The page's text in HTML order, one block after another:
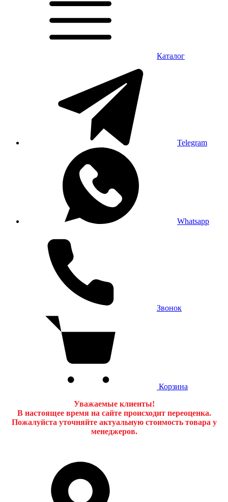
Каталог
Telegram
Whatsapp
Звонок
Корзина
Уважаемые клиенты!
В настоящее время на сайте происходит переоценка.
Пожалуйста уточняйте актуальную стоимость товара у
менеджеров.